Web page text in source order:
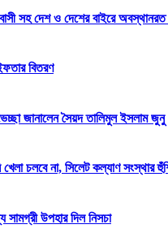
সহ দেশ ও দেশের বাইরে
বিতরণ
জানালেন সৈয়দ তালিমুল ইসলাম জুনু
চলবে না, সিলেট কল্যাণ সংস্থার
সামগ্রী উপহার দিল নিসচা